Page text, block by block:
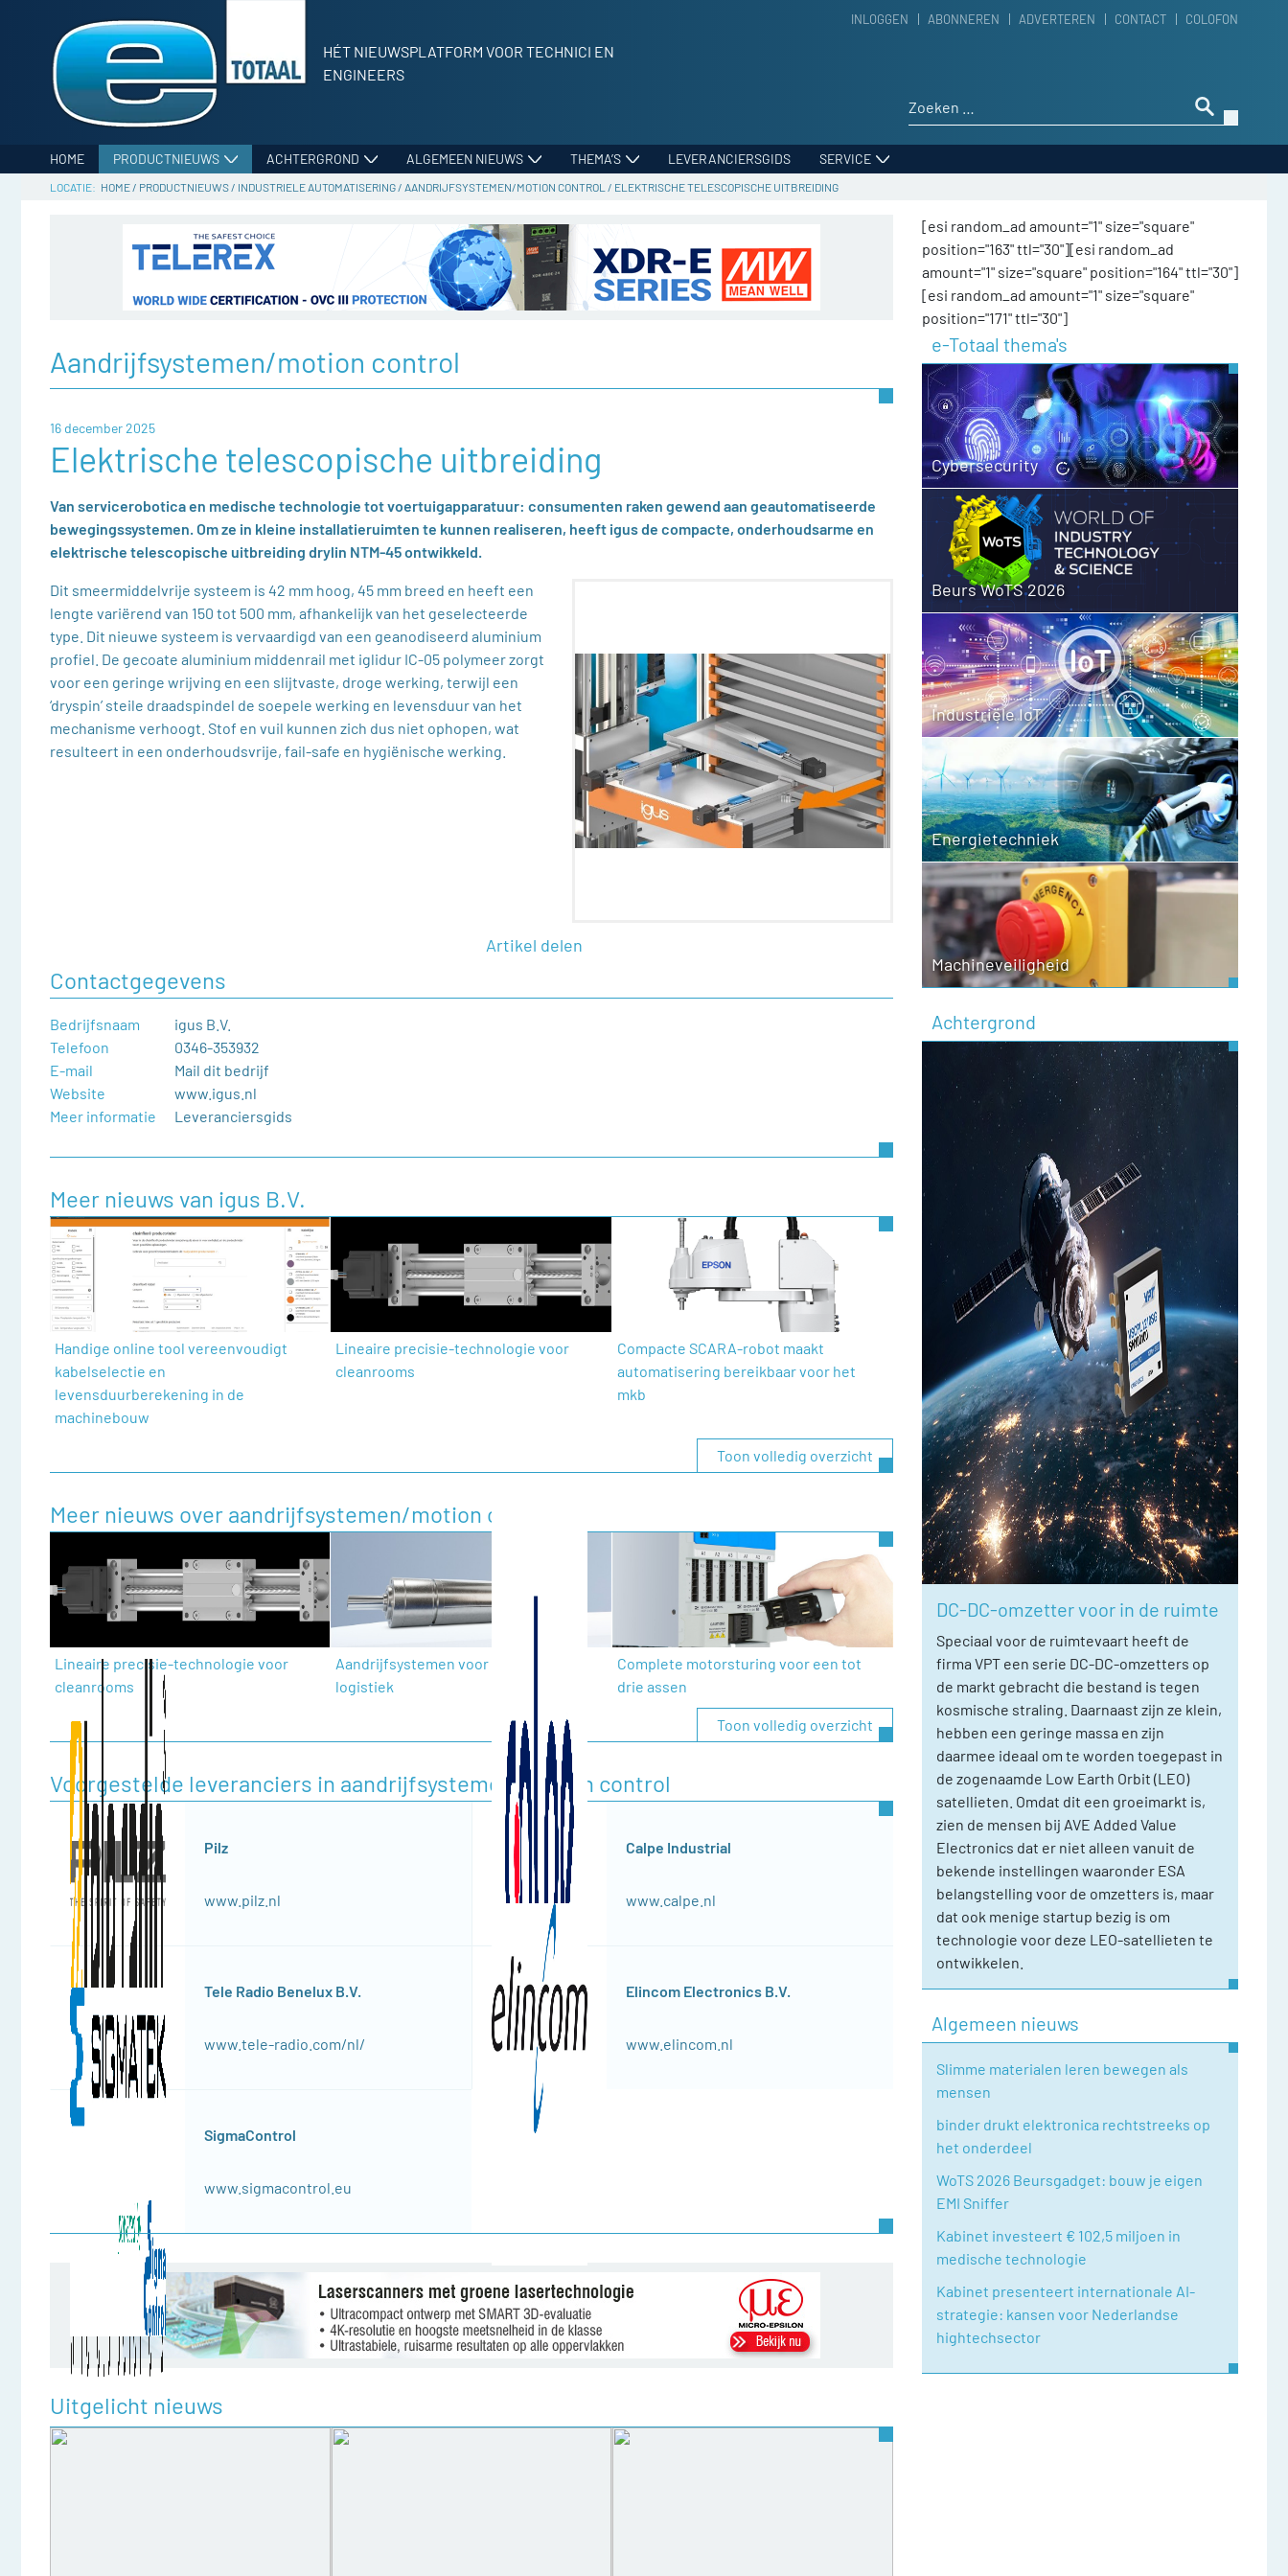
HÉT NIEUWSPLATFORM VOOR TECHNICI EN
ENGINEERS
INLOGGEN ABONNEREN ADVERTEREN CONTACT COLOFON
HOME PRODUCTNIEUWS ACHTERGROND ALGEMEEN NIEUWS THEMA’S LEVERANCIERSGIDS SERVICE
HOME/ PRODUCTNIEUWS/ INDUSTRIELE AUTOMATISERING/ AANDRIJFSYSTEMEN/MOTION CONTROL / ELEKTRISCHE TELESCOPISCHE UITBREIDING
Aandrijfsystemen/motion control
16 december 2025
Elektrische telescopische uitbreiding
Van servicerobotica en medische technologie tot voertuigapparatuur: consumenten raken gewend aan geautomatiseerde
bewegingssystemen. Om ze in kleine installatieruimten te kunnen realiseren, heeft igus de compacte, onderhoudsarme en
elektrische telescopische uitbreiding drylin NTM-45 ontwikkeld.
Dit smeermiddelvrije systeem is 42 mm hoog, 45 mm breed en heeft een
lengte variërend van 150 tot 500 mm, afhankelijk van het geselecteerde
type. Dit nieuwe systeem is vervaardigd van een geanodiseerd aluminium
profiel. De gecoate aluminium middenrail met iglidur IC-05 polymeer zorgt
voor een geringe wrijving en een slijtvaste, droge werking, terwijl een
‘dryspin’ steile draadspindel de soepele werking en levensduur van het
mechanisme verhoogt. Stof en vuil kunnen zich dus niet ophopen, wat
resulteert in een onderhoudsvrije, fail-safe en hygiënische werking.
Artikel delen
Contactgegevens
Bedrijfsnaam
igus B.V.
Telefoon
0346-353932
E-mail
Mail dit bedrijf
Website
www.igus.nl
Meer informatie
Leveranciersgids
Meer nieuws van igus B.V.
Handige online tool vereenvoudigt
kabelselectie en
levensduurberekening in de
machinebouw
Lineaire precisie-technologie voor
cleanrooms
Compacte SCARA-robot maakt
automatisering bereikbaar voor het
mkb
Toon volledig overzicht
Meer nieuws over aandrijfsystemen/motion control
Lineaire precisie-technologie voor
cleanrooms
Aandrijfsystemen voor intelligente
logistiek
Complete motorsturing voor een tot
drie assen
Toon volledig overzicht
Voorgestelde leveranciers in aandrijfsystemen/motion control
Pilz
www.pilz.nl
Calpe Industrial
www.calpe.nl
Tele Radio Benelux B.V.
www.tele-radio.com/nl/
Elincom Electronics B.V.
www.elincom.nl
SigmaControl
www.sigmacontrol.eu
Uitgelicht nieuws
[esi random_ad amount="1" size="square"
position="163" ttl="30"][esi random_ad
amount="1" size="square" position="164" ttl="30"]
[esi random_ad amount="1" size="square"
position="171" ttl="30"]
e-Totaal thema's
Cybersecurity
Beurs WoTS 2026
Industriële IoT
Energietechniek
Machineveiligheid
Achtergrond
DC-DC-omzetter voor in de ruimte
Speciaal voor de ruimtevaart heeft de
firma VPT een serie DC-DC-omzetters op
de markt gebracht die bestand is tegen
kosmische straling. Daarnaast zijn ze klein,
hebben een geringe massa en zijn
daarmee ideaal om te worden toegepast in
de zogenaamde Low Earth Orbit (LEO)
satellieten. Omdat dit een groeimarkt is,
zien de mensen bij AVE Added Value
Electronics dat er niet alleen vanuit de
bekende instellingen waaronder ESA
belangstelling voor de omzetters is, maar
dat ook menige startup bezig is om
technologie voor deze LEO-satellieten te
ontwikkelen.
Algemeen nieuws
Slimme materialen leren bewegen als
mensen
binder drukt elektronica rechtstreeks op
het onderdeel
WoTS 2026 Beursgadget: bouw je eigen
EMI Sniffer
Kabinet investeert € 102,5 miljoen in
medische technologie
Kabinet presenteert internationale AI-
strategie: kansen voor Nederlandse
hightechsector